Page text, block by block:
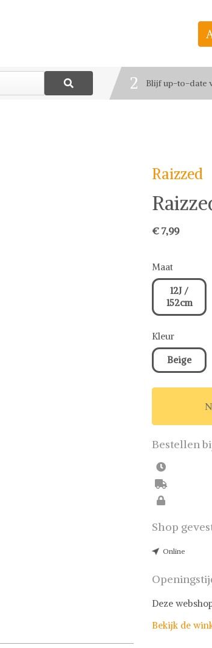
Bestel jouw
2 Blijf up-to-date
Raizzed
€ 7,99
Maat
12J /
152cm
Kleur
Beige
Bestellen
Shop
Online
Deze
Bekijk de